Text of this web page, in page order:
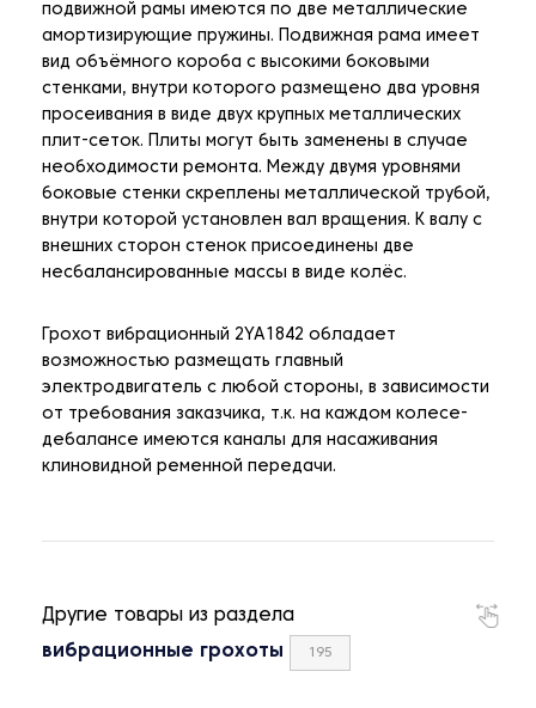
подвижной рамы имеются по две металлические
амортизирующие пружины. Подвижная рама имеет
вид объёмного короба с высокими боковыми
стенками, внутри которого размещено два уровня
просеивания в виде двух крупных металлических
плит-сеток. Плиты могут быть заменены в случае
необходимости ремонта. Между двумя уровнями
боковые стенки скреплены металлической трубой,
внутри которой установлен вал вращения. К валу с
внешних сторон стенок присоединены две
несбалансированные массы в виде колёс.
Грохот вибрационный 2YA1842 обладает
возможностью размещать главный
электродвигатель с любой стороны, в зависимости
от требования заказчика, т.к. на каждом колесе-
дебалансе имеются каналы для насаживания
клиновидной ременной передачи.
Другие товары из раздела
вибрационные грохоты 195